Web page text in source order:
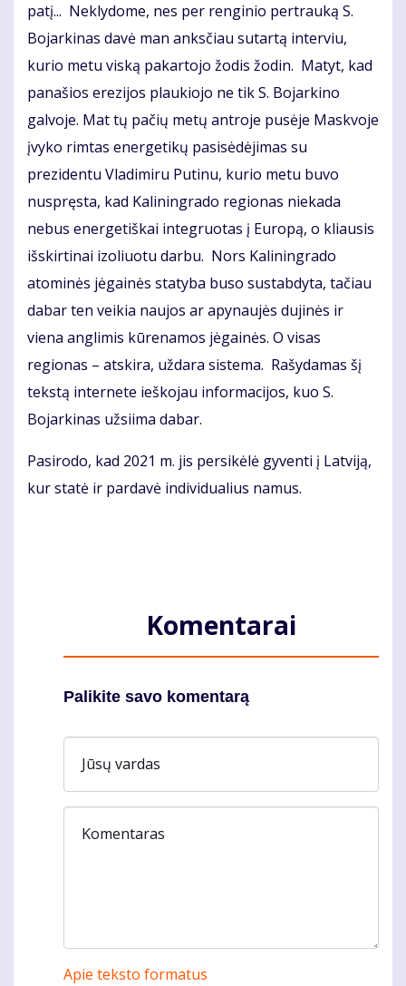
patį... Neklydome, nes per renginio pertrauką S.
Bojarkinas davė man anksčiau sutartą interviu,
kurio metu viską pakartojo žodis žodin. Matyt, kad
panašios erezijos plaukiojo ne tik S. Bojarkino
galvoje. Mat tų pačių metų antroje pusėje Maskvoje
įvyko rimtas energetikų pasisėdėjimas su
prezidentu Vladimiru Putinu, kurio metu buvo
nuspręsta, kad Kaliningrado regionas niekada
nebus energetiškai integruotas į Europą, o kliausis
išskirtinai izoliuotu darbu. Nors Kaliningrado
atominės jėgainės statyba buso sustabdyta, tačiau
dabar ten veikia naujos ar apynaujės dujinės ir
viena anglimis kūrenamos jėgainės. O visas
regionas – atskira, uždara sistema. Rašydamas šį
tekstą internete ieškojau informacijos, kuo S.
Bojarkinas užsiima dabar.
Pasirodo, kad 2021 m. jis persikėlė gyventi į Latviją,
kur statė ir pardavė individualius namus.
Komentarai
Palikite savo komentarą
Jūsų vardas
Komentaras
Apie teksto formatus